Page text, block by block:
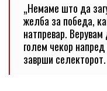
„Немаме што да
желба за победа,
натпревар.
голем чекор напред
заврши селекторот.